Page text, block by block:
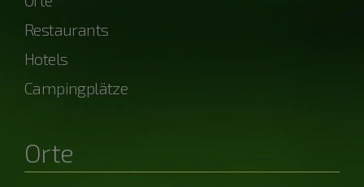
Restaurants
Hotels
Campingplätze
Orte